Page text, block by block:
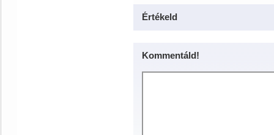
Értékeld
Kommentáld!